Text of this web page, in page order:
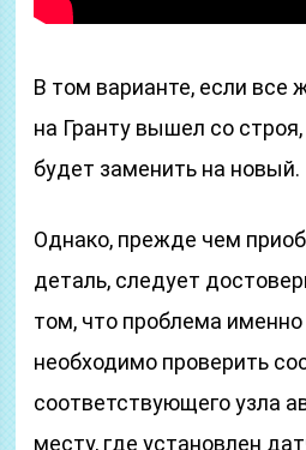
В том варианте, если все
на Гранту вышел со
будет заменить на новый.
Однако, прежде чем
деталь, следует
том, что проблема именно
необходимо проверить
соответствующего узла
месту, где установлен